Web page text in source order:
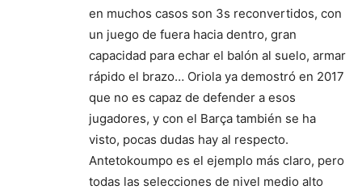
en muchos casos son 3s reconvertidos, con
un juego de fuera hacia dentro, gran
capacidad para echar el balón al suelo, armar
rápido el brazo… Oriola ya demostró en 2017
que no es capaz de defender a esos
jugadores, y con el Barça también se ha
visto, pocas dudas hay al respecto.
Antetokoumpo es el ejemplo más claro, pero
todas las selecciones de nivel medio alto